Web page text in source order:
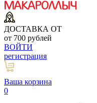
ДОСТАВКА ОТ
от 700 рублей
ВОЙТИ
регистрация
Ваша корзина
0